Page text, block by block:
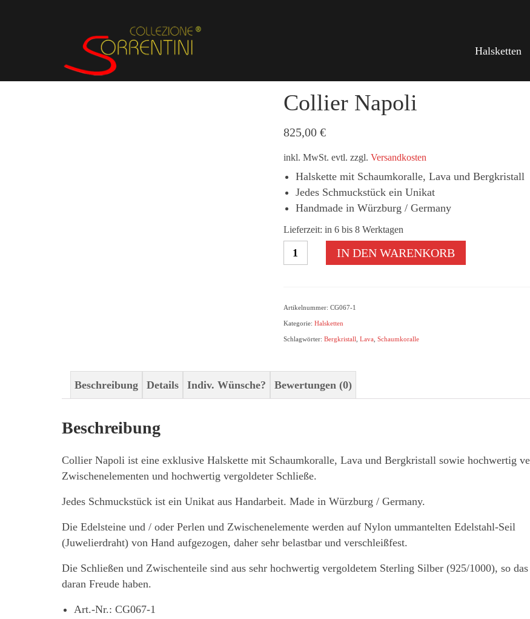
Halsketten
Collier Napoli
825,00 €
inkl. MwSt. evtl. zzgl. Versandkosten
Halskette mit Schaumkoralle, Lava und Bergkristall
Jedes Schmuckstück ein Unikat
Handmade in Würzburg / Germany
Lieferzeit: in 6 bis 8 Werktagen
Collier
Napoli
IN DEN WARENKORB
Artikelnummer: CG067-1
Kategorie: Halsketten
Schlagwörter: Bergkristall Lava Schaumkoralle
Beschreibung Details Indiv. Wünsche? Bewertungen (0)
Beschreibung
Collier Napoli ist eine exklusive Halskette mit Schaumkoralle, Lava und Bergkristall sowie hochwertig
Zwischenelementen und hochwertig vergoldeter Schließe.
Jedes Schmuckstück ist ein Unikat aus Handarbeit. Made in Würzburg / Germany.
Die Edelsteine und / oder Perlen und Zwischenelemente werden auf Nylon ummantelten Edelstahl-Seil
(Juwelierdraht) von Hand aufgezogen, daher sehr belastbar und verschleißfest.
Die Schließen und Zwischenteile sind aus sehr hochwertig vergoldetem Sterling Silber (925/1000), so
daran Freude haben.
Art.-Nr.: CG067-1